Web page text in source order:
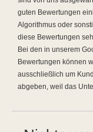
guten Bewertungen
Algorithmus oder
diese Bewertungen
Bei den in unserem
Bewertungen können
ausschließlich um
abgeben, weil das